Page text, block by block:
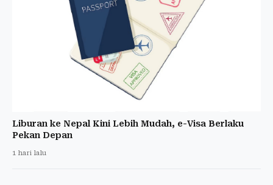
Liburan ke Nepal Kini Lebih Mudah, e-Visa Berlaku
Pekan Depan
1 hari lalu